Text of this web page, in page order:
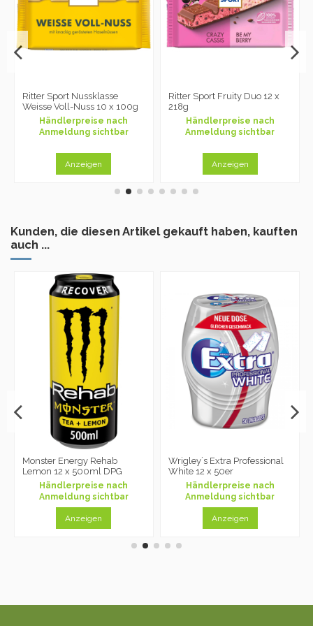
Ritter Sport Nussklasse
Weisse Voll-Nuss 10 x 100g
Händlerpreise nach
Anmeldung sichtbar
Anzeigen
Ritter Sport Fruity Duo 12 x
218g
Händlerpreise nach
Anmeldung sichtbar
Anzeigen
Kunden, die diesen Artikel gekauft haben, kauften
auch ...
Monster Energy Rehab
Lemon 12 x 500ml DPG
Händlerpreise nach
Anmeldung sichtbar
Anzeigen
Wrigley´s Extra Professional
White 12 x 50er
Händlerpreise nach
Anmeldung sichtbar
Anzeigen